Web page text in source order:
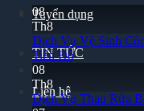
Tuyển dụng
TIN TỨC
Liên hệ
08
Th8
Dịch Vụ Vệ Sinh
Tiến Độ
08
Th8
Dịch Vụ Thau Rửa